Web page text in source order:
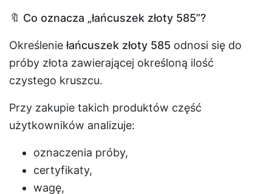
🔖 Co oznacza „łańcuszek złoty 585”?
Określenie łańcuszek złoty 585 odnosi się do
próby złota zawierającej określoną ilość
czystego kruszcu.
Przy zakupie takich produktów część
użytkowników analizuje:
oznaczenia próby,
certyfikaty,
wagę,